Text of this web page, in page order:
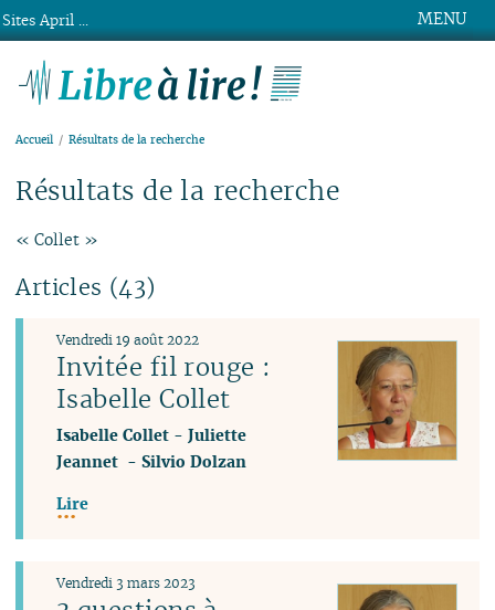
MENU
Accueil Résultats de la recherche
Résultats de la recherche
« Collet »
Articles (43)
Invitée fil rouge :
Isabelle Collet
Vendredi 19 août 2022
Isabelle Collet -Juliette
Jeannet -Silvio Dolzan
Lire
Vendredi 3 mars 2023
Sites April ...